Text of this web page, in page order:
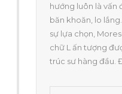
hướng luôn là vấn
băn khoăn, lo
sự lựa chọn,
chữ L ấn tượng
trúc sư hàng đầu.